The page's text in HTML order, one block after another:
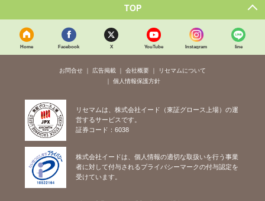
TOP
Home Facebook X YouTube Instagram line
お問合せ 広告掲載 会社概要
リセマムについて
個人情報保護方針
リセマムは、株式会社イード（東証グロース上場）の運
営するサービスです。
証券コード：6038
株式会社イードは、個人情報の適切な取扱いを行う事業
者に対して付与されるプライバシーマークの付与認定を
受けています。